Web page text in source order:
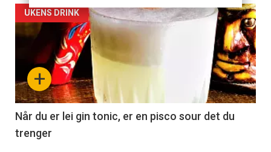
+
UKENS DRINK
Når du er lei gin tonic, er en pisco sour det du
trenger